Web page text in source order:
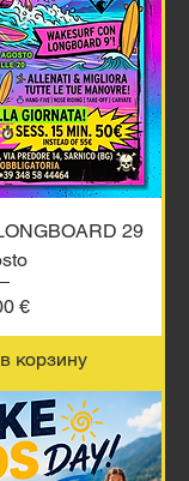
29
€
корзину